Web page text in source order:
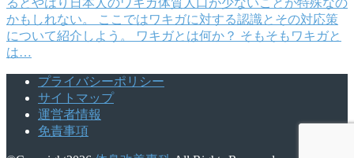
るとやはり日本人のワキガ体質人口が少ないことが特殊なの
かもしれない。 ここではワキガに対する認識とその対応策
について紹介しよう。 ワキガとは何か？ そもそもワキガと
は…
プライバシーポリシー
サイトマップ
運営者情報
免責事項